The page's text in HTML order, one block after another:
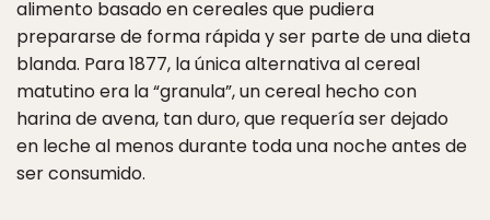
alimento basado en cereales que pudiera
prepararse de forma rápida y ser parte de una dieta
blanda. Para 1877, la única alternativa al cereal
matutino era la “granula”, un cereal hecho con
harina de avena, tan duro, que requería ser dejado
en leche al menos durante toda una noche antes de
ser consumido.